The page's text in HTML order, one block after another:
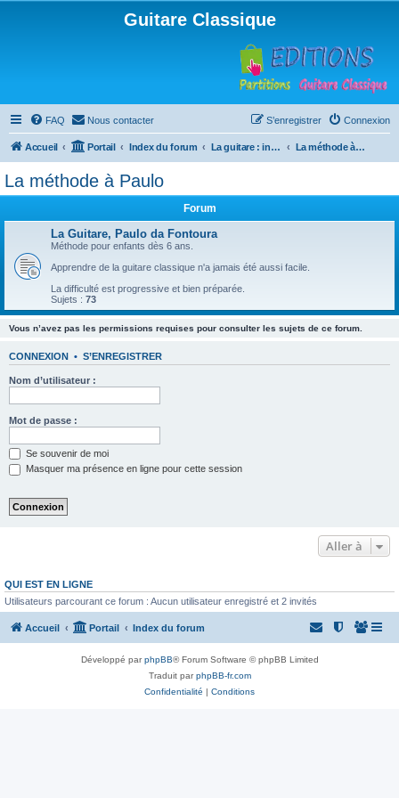
Guitare Classique
FAQ Nous contacter Connexion
S’enregistrer
Accueil Portail Index du forum La guitare : instrument, cours et théorie La méthode à Paulo
La méthode à Paulo
Forum
La Guitare, Paulo da Fontoura
Méthode pour enfants dès 6 ans.
Apprendre de la guitare classique n'a jamais été aussi facile.
La difficulté est progressive et bien préparée.
Sujets : 73
Vous n’avez pas les permissions requises pour consulter les sujets de ce forum.
CONNEXION • S’ENREGISTRER
Nom d’utilisateur :
Mot de passe :
Se souvenir de moi
Masquer ma présence en ligne pour cette session
Aller à
QUI EST EN LIGNE
Utilisateurs parcourant ce forum : Aucun utilisateur enregistré et 2 invités
Accueil Portail Index du forum
Développé parphpBB® Forum Software © phpBB Limited
Traduit parphpBB-fr.com
Confidentialité | Conditions